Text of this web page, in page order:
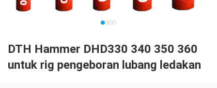
DTH Hammer DHD330 340 350 360
untuk rig pengeboran lubang ledakan